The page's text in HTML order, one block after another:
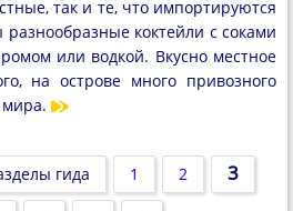
так и те, что импортируются
коктейли с соками
или водкой. Вкусно местное
на острове много привозного
мира.
гида 1 2 3